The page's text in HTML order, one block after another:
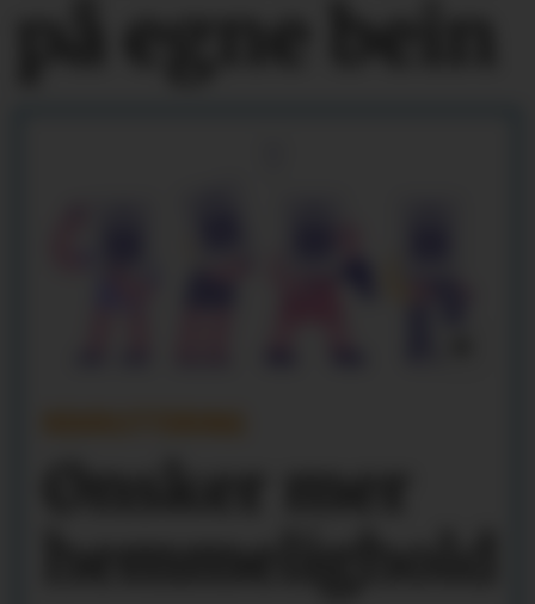
på egne bein